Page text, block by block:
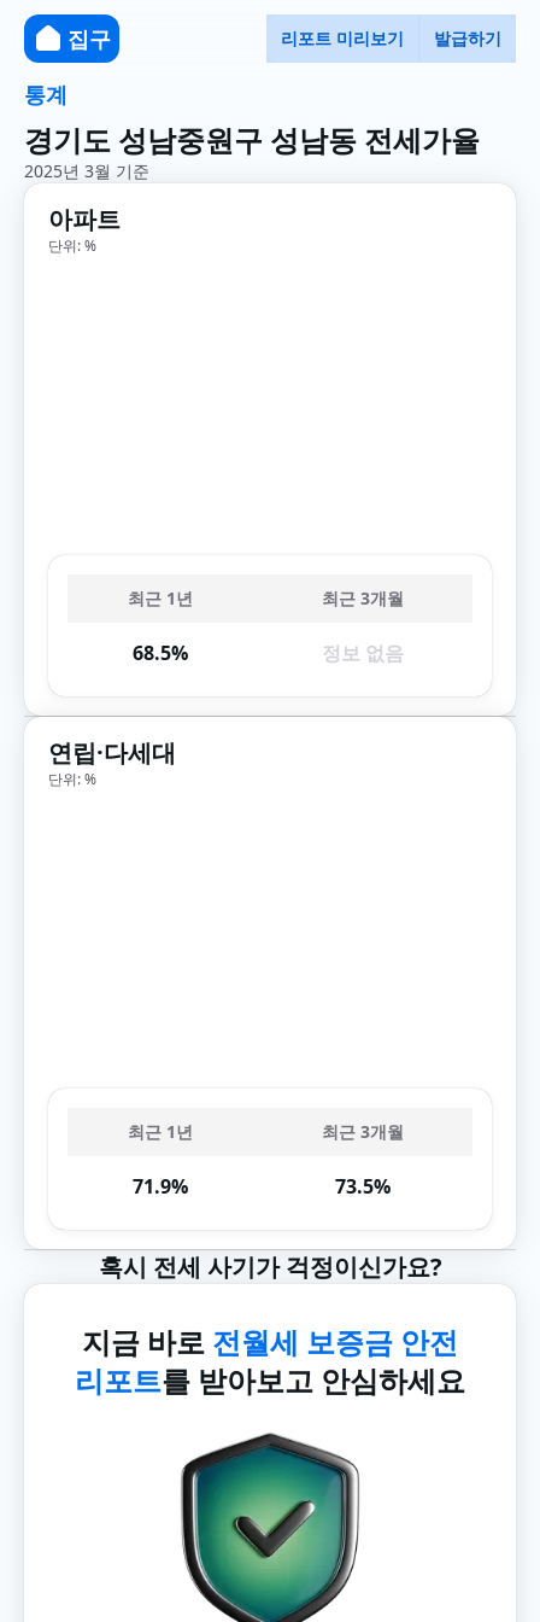
집구 리포트 미리보기 발급하기
통계
경기도 성남중원구 성남동 전세가율
2025년 3월 기준
아파트
단위: %
최근 1년 최근 3개월
68.5% 정보 없음
연립·다세대
단위: %
최근 1년 최근 3개월
71.9% 73.5%
혹시 전세 사기가 걱정이신가요?
지금 바로 전월세 보증금 안전
리포트를 받아보고 안심하세요